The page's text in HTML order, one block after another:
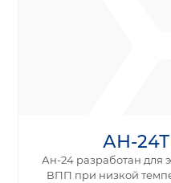
АН-
Ан-24 разработан для
ВПП при низкой